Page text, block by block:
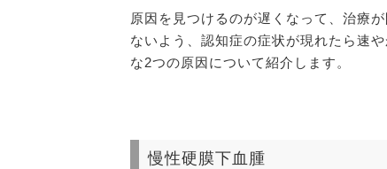
原因を見つけるのが遅くなって、治療
ないよう、認知症の症状が現れたら速
な2つの原因について紹介します。
慢性硬膜下血腫